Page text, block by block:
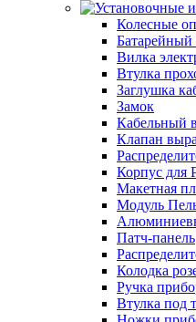
Колесные
Батарейный
Вилка
Втулка
Заглушка
Замок
Кабельный
Клапан
Корпус для
Макетная
Модуль
Патч-панель
Колодка
Ручка
Втулка под